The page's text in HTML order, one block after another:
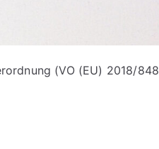
(VO (EU) 2018/848